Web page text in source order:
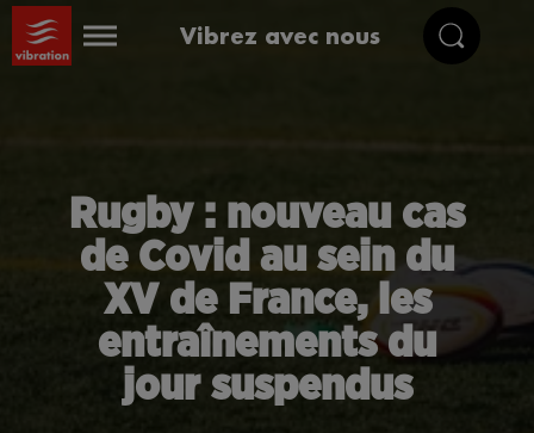
Vibrez avec nous
Rugby : nouveau cas
de Covid au sein du
XV de France, les
entraînements du
jour suspendus